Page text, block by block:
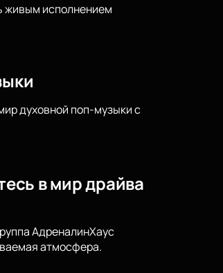
живым исполнением
духовной поп-музыки с
в мир драйва
АдреналинХаус
атмосфера.